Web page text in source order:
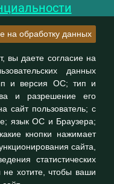
на обработку данных
вы даете согласие на
данных
и версия ОС; тип и
и разрешение его
сайт пользователь; с
язык ОС и Браузера;
кнопки нажимает
сайта,
статистических
хотите, чтобы ваши